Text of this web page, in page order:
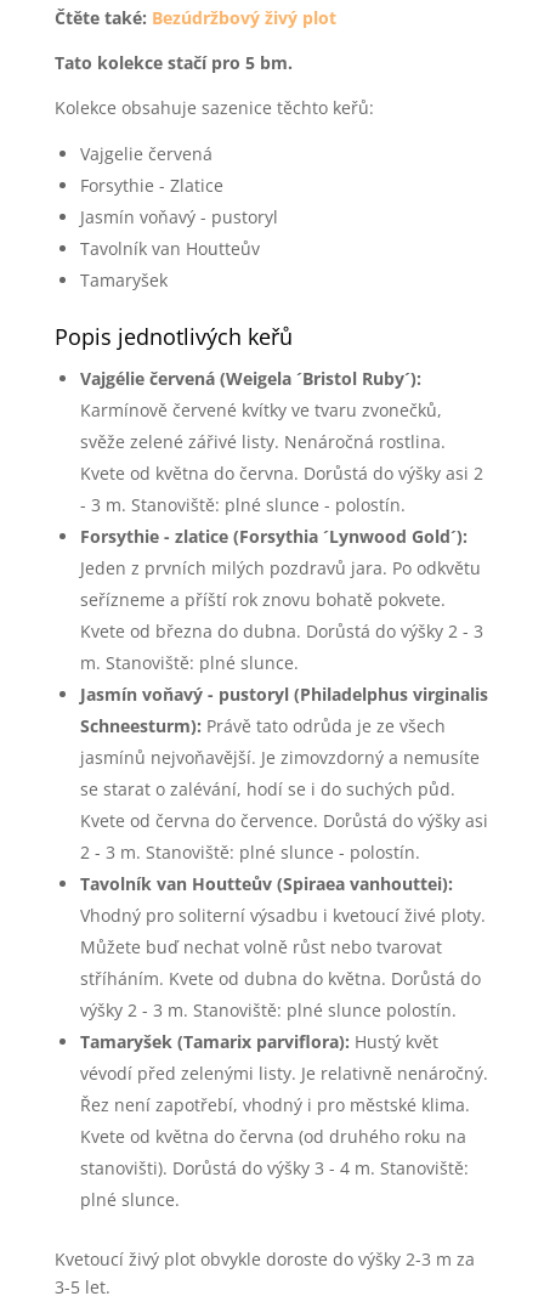
Čtěte také: Bezúdržbový živý plot
Tato kolekce stačí pro 5 bm.
Kolekce obsahuje sazenice těchto keřů:
Vajgelie červená
Forsythie - Zlatice
Jasmín voňavý - pustoryl
Tavolník van Houtteův
Tamaryšek
Popis jednotlivých keřů
Vajgélie červená (Weigela ´Bristol Ruby´):
Karmínově červené kvítky ve tvaru zvonečků,
svěže zelené zářivé listy. Nenáročná rostlina.
Kvete od května do června. Dorůstá do výšky asi 2
- 3 m. Stanoviště: plné slunce - polostín.
Forsythie - zlatice (Forsythia ´Lynwood Gold´):
Jeden z prvních milých pozdravů jara. Po odkvětu
seřízneme a příští rok znovu bohatě pokvete.
Kvete od března do dubna. Dorůstá do výšky 2 - 3
m. Stanoviště: plné slunce.
Jasmín voňavý - pustoryl (Philadelphus virginalis
Schneesturm): Právě tato odrůda je ze všech
jasmínů nejvoňavější. Je zimovzdorný a nemusíte
se starat o zalévání, hodí se i do suchých půd.
Kvete od června do července. Dorůstá do výšky asi
2 - 3 m. Stanoviště: plné slunce - polostín.
Tavolník van Houtteův (Spiraea vanhouttei):
Vhodný pro soliterní výsadbu i kvetoucí živé ploty.
Můžete buď nechat volně růst nebo tvarovat
stříháním. Kvete od dubna do května. Dorůstá do
výšky 2 - 3 m. Stanoviště: plné slunce polostín.
Tamaryšek (Tamarix parviflora): Hustý květ
vévodí před zelenými listy. Je relativně nenáročný.
Řez není zapotřebí, vhodný i pro městské klima.
Kvete od května do června (od druhého roku na
stanovišti). Dorůstá do výšky 3 - 4 m. Stanoviště:
plné slunce.
Kvetoucí živý plot obvykle doroste do výšky 2-3 m za
3-5 let.